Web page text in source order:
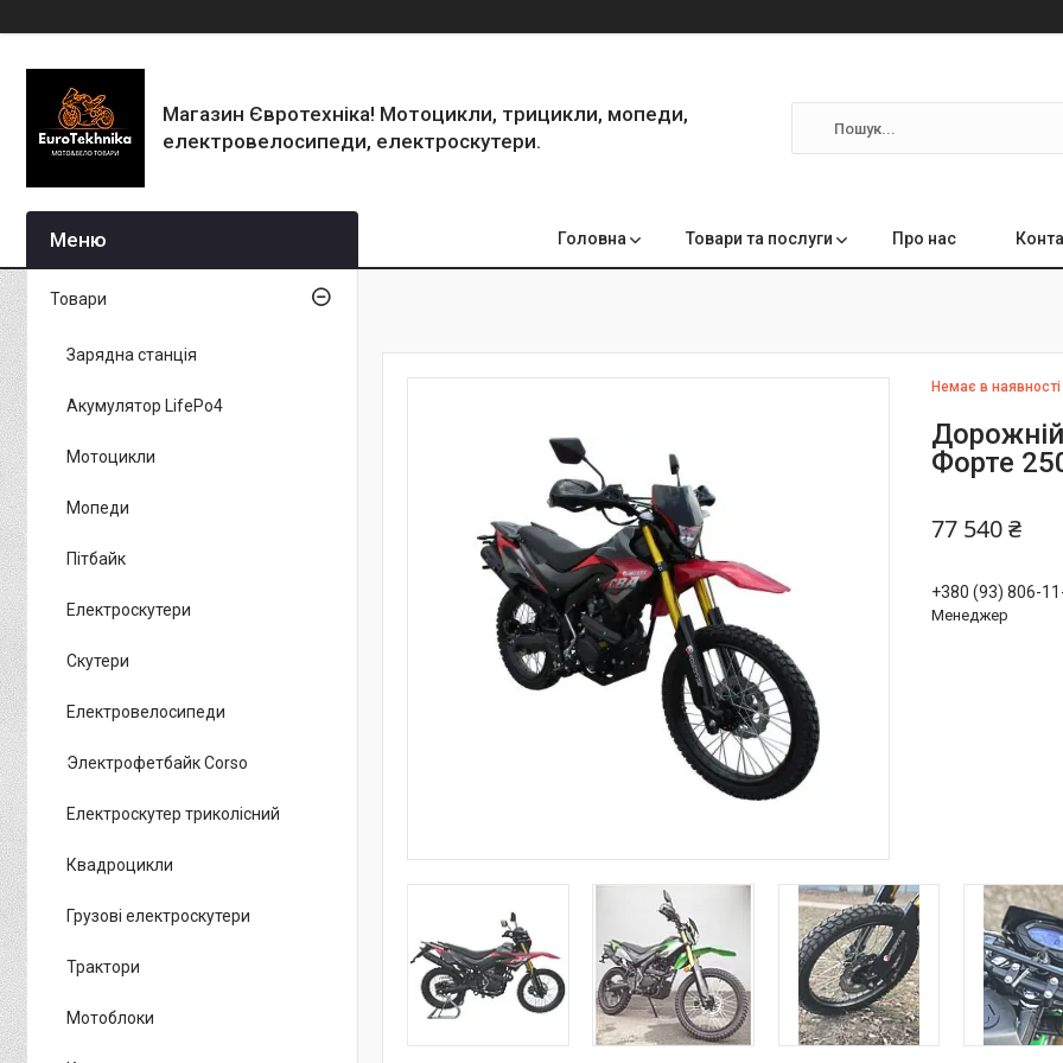
Магазин Євротехніка! Мотоцикли, трицикли, мопеди,
електровелосипеди, електроскутери.
Головна Товари та послуги Про нас
Немає в наявності
Форте
77 540 ₴
+380 (93) 806-
Менеджер
Товари
Зарядна станція
Акумулятор LifePo4
Мотоцикли
Мопеди
Пітбайк
Електроскутери
Скутери
Електровелосипеди
Электрофетбайк Corso
Електроскутер триколісний
Квадроцикли
Грузові електроскутери
Трактори
Мотоблоки